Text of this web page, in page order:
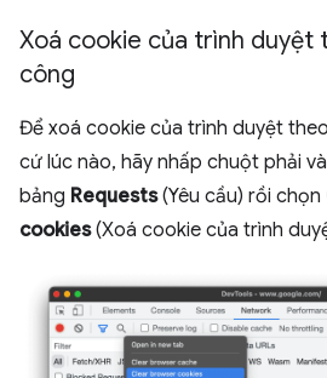
Xoá cookie của trình duyệt
công
Để xoá cookie của trình duyệt
cứ lúc nào, hãy nhấp chuột phải
bảng Requests(Yêu cầu) rồi chọn
cookies(Xoá cookie của trình